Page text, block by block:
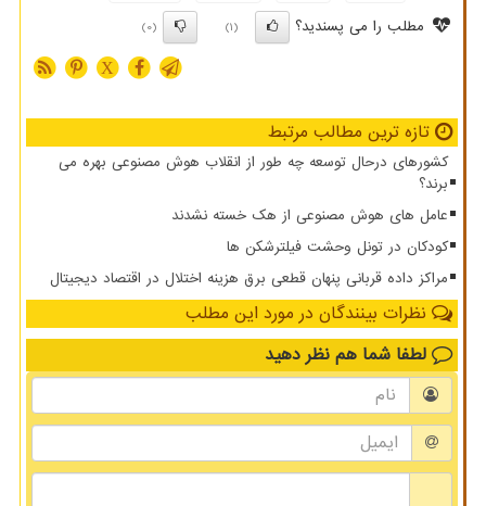
مطلب را می پسندید؟
(1)
(0)
X
تازه ترین مطالب مرتبط
کشورهای درحال توسعه چه طور از انقلاب هوش مصنوعی بهره می
برند؟
عامل های هوش مصنوعی از هک خسته نشدند
کودکان در تونل وحشت فیلترشکن ها
مراکز داده قربانی پنهان قطعی برق هزینه اختلال در اقتصاد دیجیتال
نظرات بینندگان در مورد این مطلب
لطفا شما هم نظر دهید